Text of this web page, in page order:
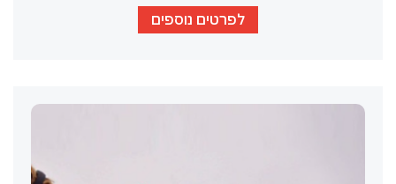
לפרטים נוספים